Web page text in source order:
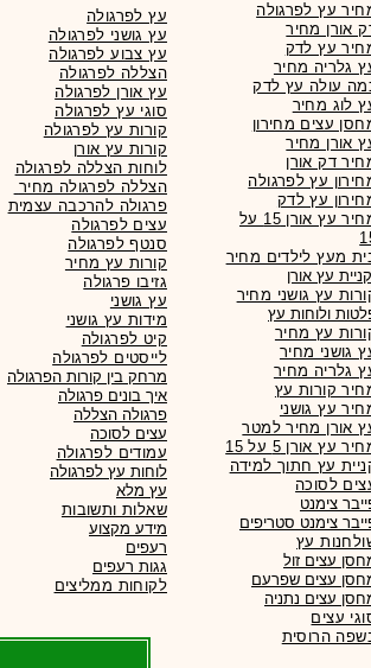
עץ לפרגולה
עץ גושני לפרגולה
עץ צבוע לפרגולה
הצללה לפרגולה
עץ אורן לפרגולה
סוגי עץ לפרגולה
קורות עץ לפרגולה
קורות עץ אורן
לוחות הצללה לפרגולה
הצללה לפרגולה מחיר
פרגולה להרכבה עצמית
עצים לפרגולה
סנטף לפרגולה
קורות עץ מחיר
גזיבו פרגולה
עץ גושני
מידות עץ גושני
קיט לפרגולה
לייסטים לפרגולה
מרחק בין קורות הפרגולה
איך בונים פרגולה
פרגולה הצללה
עצים לסוכה
עמודים לפרגולה
לוחות עץ לפרגולה
עץ מלא
שאלות ותשובות
מידע מקצוע
רעפים
גגות רעפים
לקוחות ממליצים
עץ לפרגולה
אורן מחיר
עץ לדק
גלריה מחיר
עולה עץ לדק
לוג מחיר
עצים מחירון
אורן מחיר
דק אורן
עץ לפרגולה
עץ לדק
מחיר עץ אורן 15 על
מעץ לילדים מחיר
עץ גושני מחיר
ולוחות עץ
עץ מחיר
גושני מחיר
גלריה מחיר
קורות עץ
עץ גושני
אורן מחיר למטר
עץ אורן 5 על 15
עץ חתוך למידה
לסוכה
צימנט
צימנט סטריפים
עץ
עצים זול
עצים שפרעם
עצים נתניה
עצים
הרוסית